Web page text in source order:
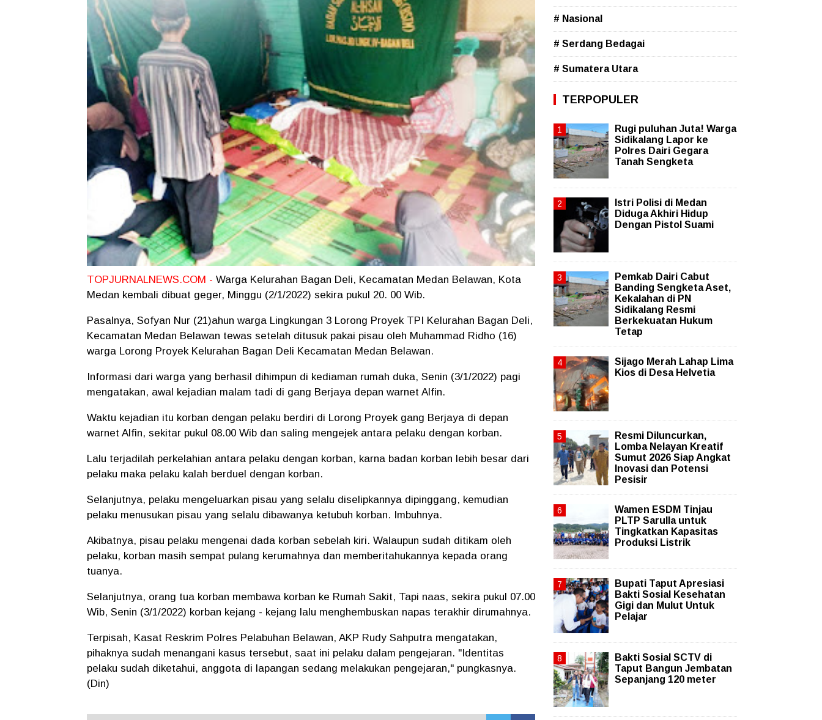
TOPJURNALNEWS.COM - Warga Kelurahan Bagan Deli, Kecamatan Medan Belawan, Kota
Medan kembali dibuat geger, Minggu (2/1/2022) sekira pukul 20. 00 Wib.
Pasalnya, Sofyan Nur (21)ahun warga Lingkungan 3 Lorong Proyek TPI Kelurahan Bagan Deli,
Kecamatan Medan Belawan tewas setelah ditusuk pakai pisau oleh Muhammad Ridho (16)
warga Lorong Proyek Kelurahan Bagan Deli Kecamatan Medan Belawan.
Informasi dari warga yang berhasil dihimpun di kediaman rumah duka, Senin (3/1/2022) pagi
mengatakan, awal kejadian malam tadi di gang Berjaya depan warnet Alfin.
Waktu kejadian itu korban dengan pelaku berdiri di Lorong Proyek gang Berjaya di depan
warnet Alfin, sekitar pukul 08.00 Wib dan saling mengejek antara pelaku dengan korban.
Lalu terjadilah perkelahian antara pelaku dengan korban, karna badan korban lebih besar dari
pelaku maka pelaku kalah berduel dengan korban.
Selanjutnya, pelaku mengeluarkan pisau yang selalu diselipkannya dipinggang, kemudian
pelaku menusukan pisau yang selalu dibawanya ketubuh korban. Imbuhnya.
Akibatnya, pisau pelaku mengenai dada korban sebelah kiri. Walaupun sudah ditikam oleh
pelaku, korban masih sempat pulang kerumahnya dan memberitahukannya kepada orang
tuanya.
Selanjutnya, orang tua korban membawa korban ke Rumah Sakit, Tapi naas, sekira pukul 07.00
Wib, Senin (3/1/2022) korban kejang - kejang lalu menghembuskan napas terakhir dirumahnya.
Terpisah, Kasat Reskrim Polres Pelabuhan Belawan, AKP Rudy Sahputra mengatakan,
pihaknya sudah menangani kasus tersebut, saat ini pelaku dalam pengejaran. "Identitas
pelaku sudah diketahui, anggota di lapangan sedang melakukan pengejaran," pungkasnya.
(Din)
# Nasional
# Serdang Bedagai
# Sumatera Utara
TERPOPULER
Rugi puluhan Juta! Warga
Sidikalang Lapor ke
Polres Dairi Gegara
Tanah Sengketa
Istri Polisi di Medan
Diduga Akhiri Hidup
Dengan Pistol Suami
Pemkab Dairi Cabut
Banding Sengketa Aset,
Kekalahan di PN
Sidikalang Resmi
Berkekuatan Hukum
Tetap
Sijago Merah Lahap Lima
Kios di Desa Helvetia
Resmi Diluncurkan,
Lomba Nelayan Kreatif
Sumut 2026 Siap Angkat
Inovasi dan Potensi
Pesisir
Wamen ESDM Tinjau
PLTP Sarulla untuk
Tingkatkan Kapasitas
Produksi Listrik
Bupati Taput Apresiasi
Bakti Sosial Kesehatan
Gigi dan Mulut Untuk
Pelajar
Bakti Sosial SCTV di
Taput Bangun Jembatan
Sepanjang 120 meter